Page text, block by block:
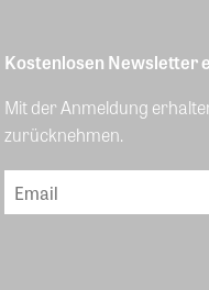
Kostenlosen Newsletter
Mit der Anmeldung
zurücknehmen.